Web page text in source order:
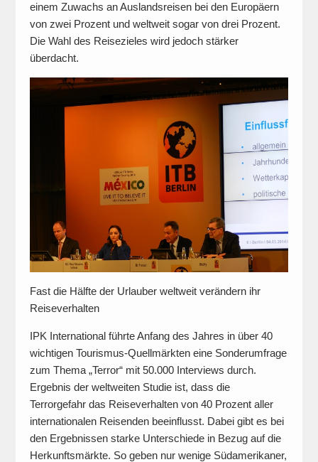
einem Zuwachs an Auslandsreisen bei den Europäern
von zwei Prozent und weltweit sogar von drei Prozent.
Die Wahl des Reisezieles wird jedoch stärker
überdacht.
Fast die Hälfte der Urlauber weltweit verändern ihr
Reiseverhalten
IPK International führte Anfang des Jahres in über 40
wichtigen Tourismus-Quellmärkten eine Sonderumfrage
zum Thema „Terror“ mit 50.000 Interviews durch.
Ergebnis der weltweiten Studie ist, dass die
Terrorgefahr das Reiseverhalten von 40 Prozent aller
internationalen Reisenden beeinflusst. Dabei gibt es bei
den Ergebnissen starke Unterschiede in Bezug auf die
Herkunftsmärkte. So geben nur wenige Südamerikaner,